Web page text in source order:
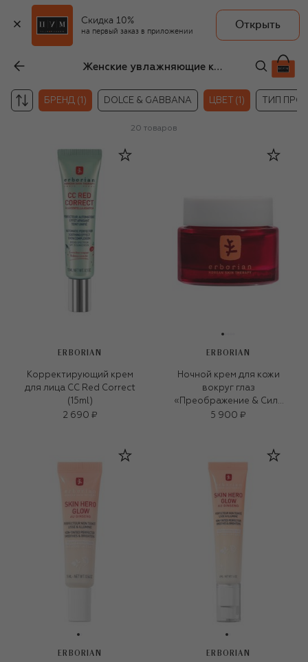
Скидка 10%
на первый заказ в приложении
Открыть
Женские увлажняющие кремы и гели для лица Erborian
БРЕНД (1) DOLCE & GABBANA ЦВЕТ (1) ТИП
20 товаров
ERBORIAN
Корректирующий крем
для лица CC Red Correct
(15ml)
2 690 ₽
ERBORIAN
Ночной крем для кожи
вокруг глаз
«Преображение & Сила
суперингредиентов»
5 900 ₽
ERBORIAN ERBORIAN